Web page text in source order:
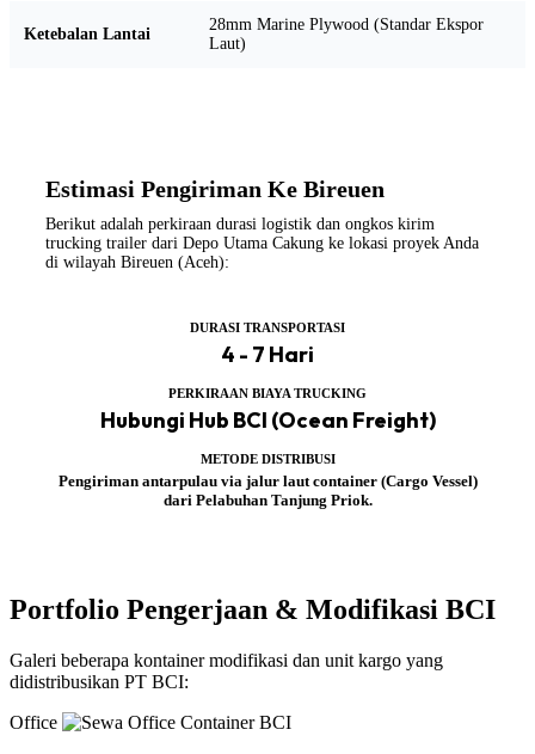
Ketebalan Lantai
28mm Marine Plywood (Standar Ekspor
Laut)
Estimasi Pengiriman Ke Bireuen
Berikut adalah perkiraan durasi logistik dan ongkos kirim
trucking trailer dari Depo Utama Cakung ke lokasi proyek Anda
di wilayah Bireuen (Aceh):
DURASI TRANSPORTASI
4 - 7 Hari
PERKIRAAN BIAYA TRUCKING
Hubungi Hub BCI (Ocean Freight)
METODE DISTRIBUSI
Pengiriman antarpulau via jalur laut container (Cargo Vessel)
dari Pelabuhan Tanjung Priok.
Portfolio Pengerjaan & Modifikasi BCI
Galeri beberapa kontainer modifikasi dan unit kargo yang
didistribusikan PT BCI:
Office